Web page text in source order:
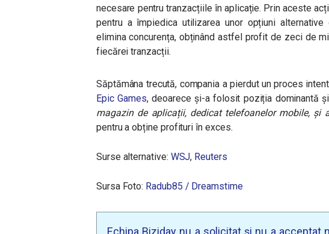
necesare pentru tranzacțiile în aplicație. Prin aceste
pentru a împiedica utilizarea unor opțiuni
elimina concurența, obținând astfel profit de zeci de
fiecărei tranzacții.
Săptămâna trecută, compania a pierdut un proces
Epic Games, deoarece și-a folosit poziția dominantă
magazin de aplicații, dedicat telefoanelor mobile, și
pentru a obține profituri în exces.
Surse alternative: WSJ, Reuters
Sursa Foto: Radub85 / Dreamstime
Echipa Biziday nu a solicitat și nu a acceptat